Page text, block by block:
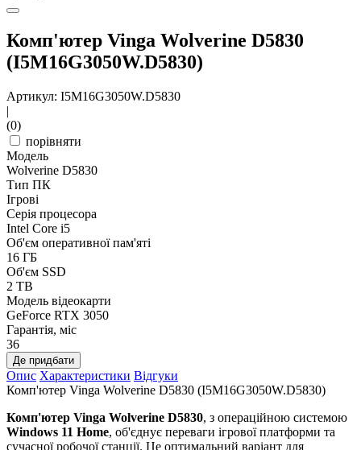
Комп'ютер Vinga Wolverine D5830
(I5M16G3050W.D5830)
Артикул: I5M16G3050W.D5830
|
(0)
порівняти
Модель
Wolverine D5830
Тип ПК
Ігрові
Серія процесора
Intel Core i5
Об'єм оперативної пам'яті
16 ГБ
Об'єм SSD
2 TB
Модель відеокарти
GeForce RTX 3050
Гарантія, міс
36
Де придбати
Опис Характеристики Відгуки
Комп'ютер Vinga Wolverine D5830 (I5M16G3050W.D5830)
Комп'ютер Vinga Wolverine D5830, з операційною системою
Windows 11 Home, об'єднує переваги ігрової платформи та
сучасної робочої станції. Це оптимальний варіант для